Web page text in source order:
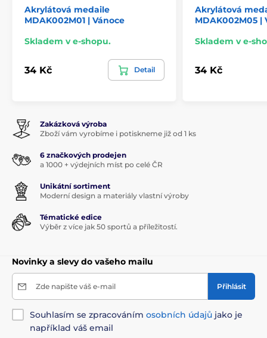
Akrylátová medaile
MDAK002M01 | Vánoce
Skladem v e-shopu.
34 Kč Detail
Akrylátová
MDAK002M05 |
Skladem v e-
34 Kč
Zakázková výroba
Zboží vám vyrobíme i potiskneme již od 1 ks
6 značkových prodejen
a 1000 + výdejních míst po celé ČR
Unikátní sortiment
Moderní design a materiály vlastní výroby
Tématické edice
Výběr z více jak 50 sportů a příležitostí.
Novinky a slevy do vašeho mailu
Zde napište váš e-mail Přihlásit
Souhlasím se zpracováním osobních údajů jako je
například váš email